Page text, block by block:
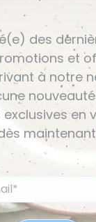
des
et
à notre
en